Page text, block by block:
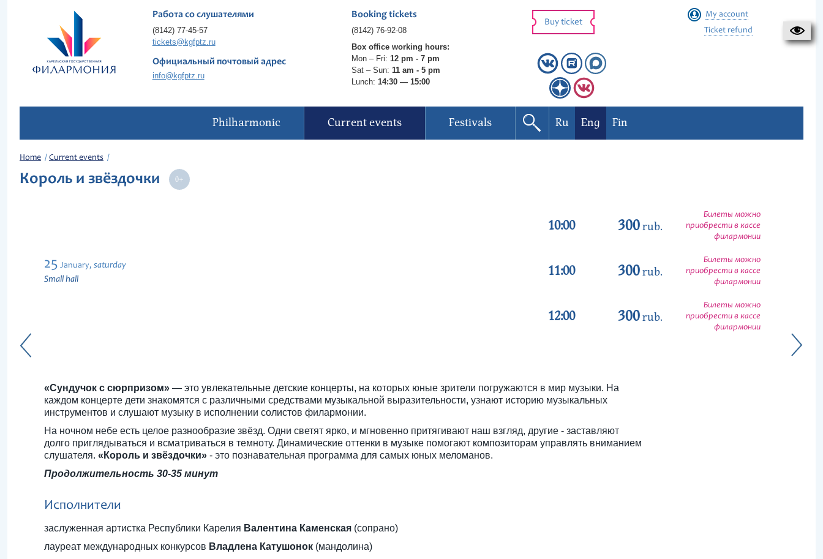
Работа со слушателями
(8142) 77-45-57
tickets@kgfptz.ru
Официальный почтовый адрес
info@kgfptz.ru
Booking tickets
(8142) 76-92-08
Box office working hours:
Mon – Fri: 12 pm - 7 pm
Sat – Sun: 11 am - 5 pm
Lunch: 14:30 — 15:00
Buy ticket
My account
Ticket refund
Philharmonic Current events Festivals Ru Eng Fin
Home Current events
Король и звёздочки
25 January, saturday
Small hall
10:00 300rub.
Билеты можно
приобрести в кассе
филармонии
11:00 300rub.
Билеты можно
приобрести в кассе
филармонии
12:00 300rub.
Билеты можно
приобрести в кассе
филармонии
«Сундучок с сюрпризом» — это увлекательные детские концерты, на которых юные зрители погружаются в мир музыки. На
каждом концерте дети знакомятся с различными средствами музыкальной выразительности, узнают историю музыкальных
инструментов и слушают музыку в исполнении солистов филармонии.
На ночном небе есть целое разнообразие звёзд. Одни светят ярко, и мгновенно притягивают наш взгляд, другие - заставляют
долго приглядываться и всматриваться в темноту. Динамические оттенки в музыке помогают композиторам управлять вниманием
слушателя. «Король и звёздочки» - это познавательная программа для самых юных меломанов.
Продолжительность 30-35 минут
Исполнители
заслуженная артистка Республики Карелия Валентина Каменская (сопрано)
лауреат международных конкурсов Владлена Катушонок (мандолина)